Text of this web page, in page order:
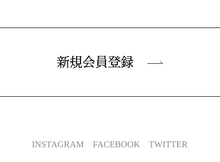
新規会員登録
INSTAGRAM FACEBOOK TWITTER